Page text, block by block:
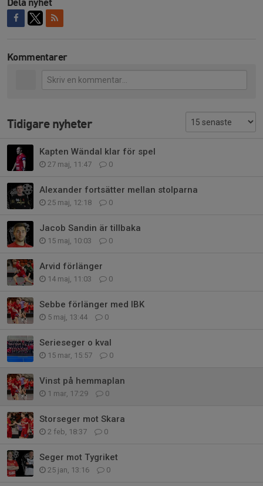
Kommentarer
Tidigare nyheter
Kapten Wändal klar för spel
27 maj, 11:47 0
Alexander fortsätter mellan stolparna
25 maj, 12:18 0
Jacob Sandin är tillbaka
15 maj, 10:03 0
Arvid förlänger
14 maj, 11:03 0
Sebbe förlänger med IBK
5 maj, 13:44 0
Serieseger o kval
15 mar, 15:57 0
Vinst på hemmaplan
1 mar, 17:29 0
Storseger mot Skara
2 feb, 18:37 0
Seger mot Tygriket
25 jan, 13:16 0